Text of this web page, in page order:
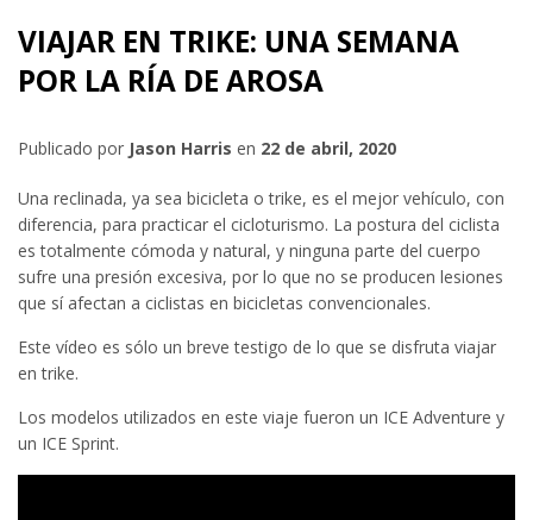
VIAJAR EN TRIKE: UNA SEMANA
POR LA RÍA DE AROSA
Publicado por Jason Harris en 22 de abril, 2020
Una reclinada, ya sea bicicleta o trike, es el mejor vehículo, con
diferencia, para practicar el cicloturismo. La postura del ciclista
es totalmente cómoda y natural, y ninguna parte del cuerpo
sufre una presión excesiva, por lo que no se producen lesiones
que sí afectan a ciclistas en bicicletas convencionales.
Este vídeo es sólo un breve testigo de lo que se disfruta viajar
en trike.
Los modelos utilizados en este viaje fueron un ICE Adventure y
un ICE Sprint.